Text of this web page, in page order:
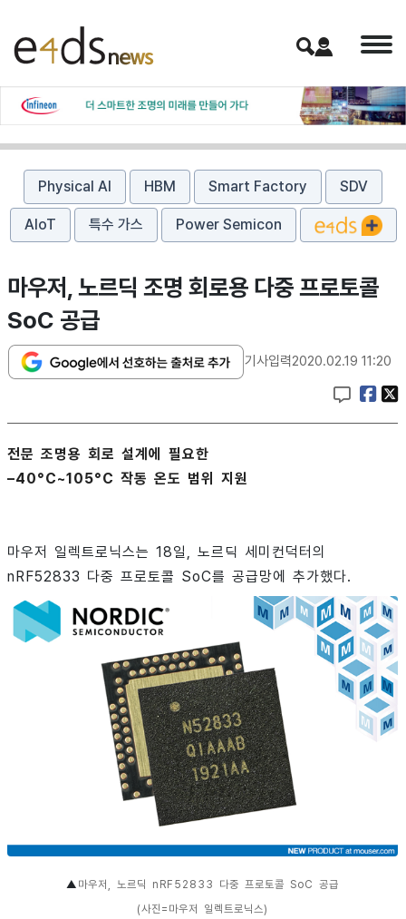
Physical AI HBM Smart Factory SDV
AIoT 특수 가스 Power Semicon
​마우저, 노르딕 조명 회로용 다중 프로토콜
SoC 공급
기사입력2020.02.19 11:20
전문 조명용 회로 설계에 필요한
–40°C~105°C 작동 온도 범위 지원
마우저 일렉트로닉스는 18일, 노르딕 세미컨덕터의
nRF52833 다중 프로토콜 SoC를 공급망에 추가했다.
▲ 마우저, 노르딕 nRF52833 다중 프로토콜 SoC 공급
(사진=마우저 일렉트로닉스)